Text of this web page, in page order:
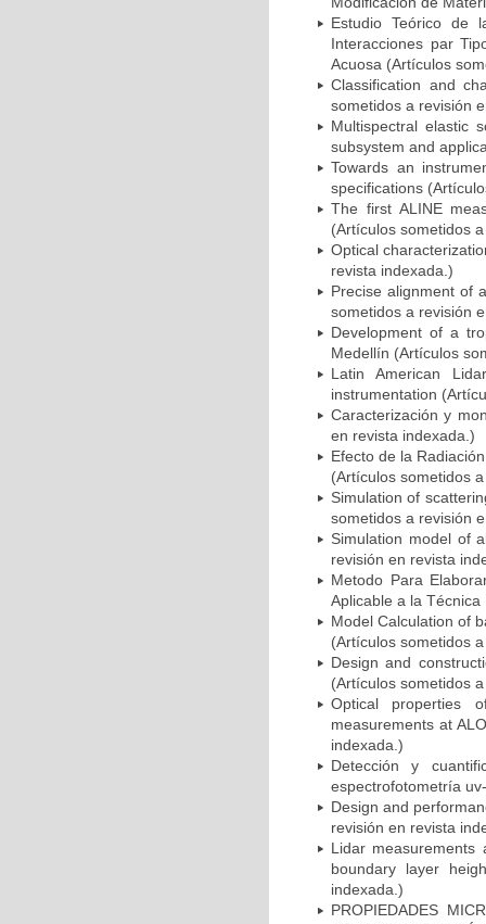
Estudio Teórico de
Interacciones par
Acuosa (Artículos
Classification and
sometidos a revisión
Multispectral elastic
subsystem and
Towards an
specifications
The first ALINE
(Artículos sometidos
Optical
revista indexada.)
Precise alignment of
sometidos a revisión
Development of a
Medellín (Artículos
Latin American
instrumentation
Caracterización y
en revista indexada.)
Efecto de la
(Artículos sometidos
Simulation of
sometidos a revisión
Simulation model of
revisión en revista
Metodo Para
Aplicable a la
Model Calculation of
(Artículos sometidos
Design and
(Artículos sometidos
Optical properties
measurements at
indexada.)
Detección y
espectrofotometría
Design and
revisión en revista
Lidar measurements
boundary layer
indexada.)
PROPIEDADES